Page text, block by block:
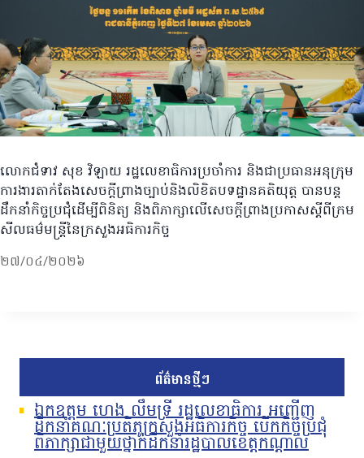
លោកជំទាវ សុខ វិឡាយ រដ្ឋលេខាធិការប្រចាំការ និងជាប្រធានអនុក្រុម
ការងារតាក់តែងសេចក្តីព្រាងច្បាប់និងលិខិតបទដ្ឋានគតិយុត្ត បានបន្ត
ដឹកនាំកិច្ចប្រជុំដើម្បីពិនិត្យ និងពិភាក្សាលើសេចក្តីព្រាងប្រកាសស្តីពីក្រម
សីលធម៌មន្រ្តីនៃក្រសួងអធិការកិច្ច
២៧/០៤/២០២៦
ព័ត៌មានថ្មីៗ
ឯកឧត្តម ហេង លឹមទ្រី រដ្ឋលេខាធិការ អញ្ជើញ
ដឹកនាំគណៈប្រតិភូក្រសួងអធិការកិច្ច បើកកិច្ចប្រជុំ
ពិភាក្សាជាមួយថ្នាក់ដឹកនាំរដ្ឋបាលខេត្តកណ្តាល